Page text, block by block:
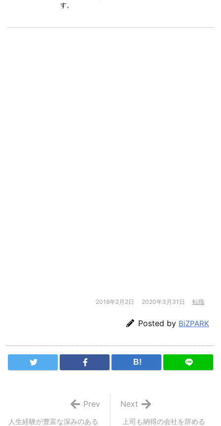
す。
2018年2月2日 2020年3月31日 転職
Posted by BiZPARK
B!
上司も納得の会社を辞める
Next
人生経験が豊富な深みのある
Prev